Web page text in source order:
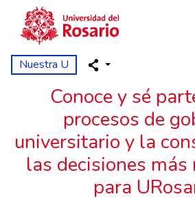
Pasar al contenido principal
Nuestra U
Conoce y sé
procesos de
universitario y la
las decisiones más
para